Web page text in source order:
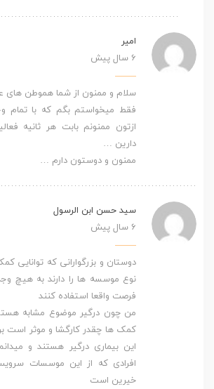
امیر
6 سال پیش
سلام و ممنون از شما هموطن های
فقط میخواستم بگم که با تمام
ازتون ممنونم بابت هر ثانیه
دارین …
ممنون و دوستون دارم …
سید حسن ابن الرسول
6 سال پیش
دوستان و بزرگوارانی که توانایی
نوع موسسه ها را دارند به هیچ
فرصت واقعا استفاده کنند
من چون درگیر موضوع مشابه
کمک ها چقدر کارگشا و موثر است
این بیماری درگیر هستند و
افرادی که از این موسسات
خیرین است